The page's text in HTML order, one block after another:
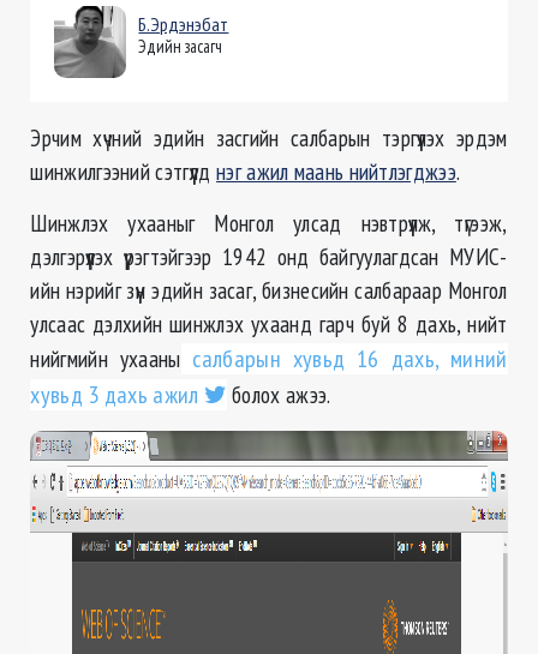
Б.Эрдэнэбат
Эдийн засагч
Эрчим хүчний эдийн засгийн салбарын тэргүүлэх эрдэм
шинжилгээний сэтгүүлднэг ажил маань нийтлэгджээ.
Шинжлэх ухааныг Монгол улсад нэвтрүүлж, түгээж,
дэлгэрүүлэх үүрэгтэйгээр 1942 онд байгуулагдсан МУИС-
ийн нэрийг зүүн эдийн засаг, бизнесийн салбараар Монгол
улсаас дэлхийн шинжлэх ухаанд гарч буй 8 дахь, нийт
нийгмийн ухааны салбарын хувьд 16 дахь, миний
хувьд 3 дахь ажил
болох ажээ.